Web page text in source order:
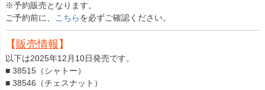
※予約販売となります。
ご予約前に、
こちらを必ずご確認ください。
【 販売情報 】
以下は2025年12月10日発売です。
■ 38515（シャトー）
■ 38546（チェスナット）